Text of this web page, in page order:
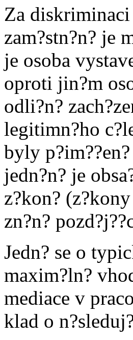
Za diskriminaci
zam?stn?n? je
je osoba
oproti jin?m
odli?n?
legitimn?ho
byly
jedn?n? je
z?kon?
zn?n?
Jedn? se o
maxim?ln?
mediace v
klad o